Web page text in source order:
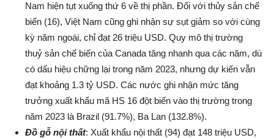
Nam hiện tụt xuống thứ 6 về thị phần. Đối với thủy sản chế
biến (16), Việt Nam cũng ghi nhận sự sụt giảm so với cùng
kỳ năm ngoái, chỉ đạt 26 triệu USD. Quy mô thị trường
thuỷ sản chế biến của Canada tăng nhanh qua các năm, dù
có dấu hiệu chững lại trong năm 2023, nhưng dự kiến vẫn
đạt khoảng 1.3 tỷ USD. Các nước ghi nhận mức tăng
trưởng xuất khẩu mã HS 16 đột biến vào thị trường trong
năm 2023 là Brazil (91.7%), Ba Lan (132.8%).
Đồ gỗ nội thất: Xuất khẩu nội thất (94) đạt 148 triệu USD,